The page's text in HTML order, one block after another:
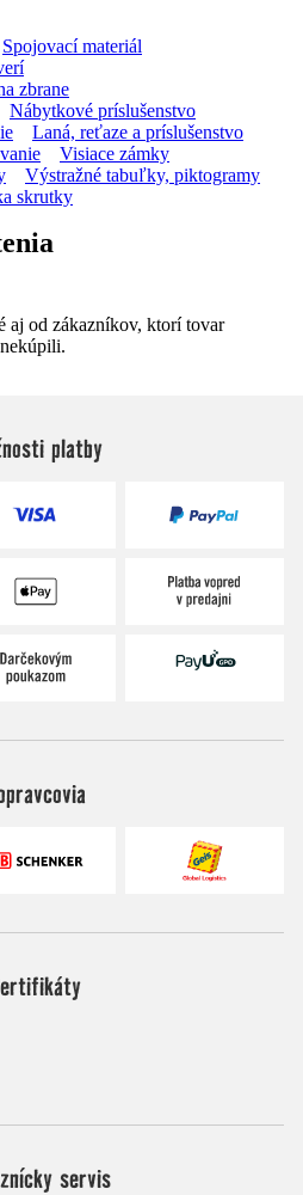
Spojovací materiál
zbrane
Nábytkové príslušenstvo
Laná, reťaze a príslušenstvo
Visiace zámky
Výstražné tabuľky, piktogramy
skrutky
aj od zákazníkov, ktorí tovar
platby
servis